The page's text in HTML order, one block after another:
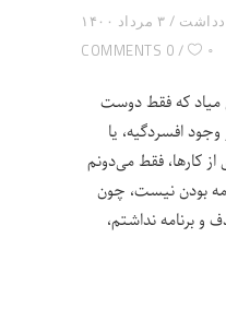
۳ مرداد ۱۴۰۰
0 COMMENTS
۰
که فقط دوست
افسردگیه، یا
کارها، فقط می‌دونم
بودن نیست، چون
و برنامه‌ نداشتم،